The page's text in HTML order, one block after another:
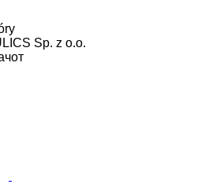
Sp. z o.o.